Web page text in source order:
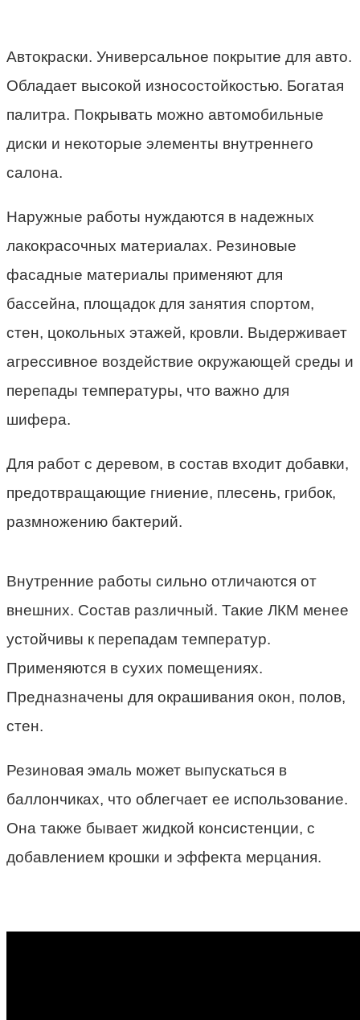
Автокраски. Универсальное покрытие для авто.
Обладает высокой износостойкостью. Богатая
палитра. Покрывать можно автомобильные
диски и некоторые элементы внутреннего
салона.
Наружные работы нуждаются в надежных
лакокрасочных материалах. Резиновые
фасадные материалы применяют для
бассейна, площадок для занятия спортом,
стен, цокольных этажей, кровли. Выдерживает
агрессивное воздействие окружающей среды и
перепады температуры, что важно для
шифера.
Для работ с деревом, в состав входит добавки,
предотвращающие гниение, плесень, грибок,
размножению бактерий.
Внутренние работы сильно отличаются от
внешних. Состав различный. Такие ЛКМ менее
устойчивы к перепадам температур.
Применяются в сухих помещениях.
Предназначены для окрашивания окон, полов,
стен.
Резиновая эмаль может выпускаться в
баллончиках, что облегчает ее использование.
Она также бывает жидкой консистенции, с
добавлением крошки и эффекта мерцания.